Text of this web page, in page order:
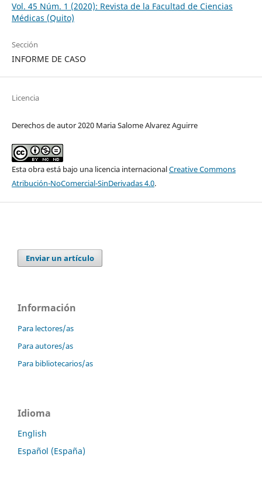
Vol. 45 Núm. 1 (2020): Revista de la Facultad de Ciencias
Médicas (Quito)
Sección
INFORME DE CASO
Licencia
Derechos de autor 2020 Maria Salome Alvarez Aguirre
Esta obra está bajo una licencia internacionalCreative Commons
Atribución-NoComercial-SinDerivadas 4.0.
Enviar un artículo
Información
Para lectores/as
Para autores/as
Para bibliotecarios/as
Idioma
English
Español (España)